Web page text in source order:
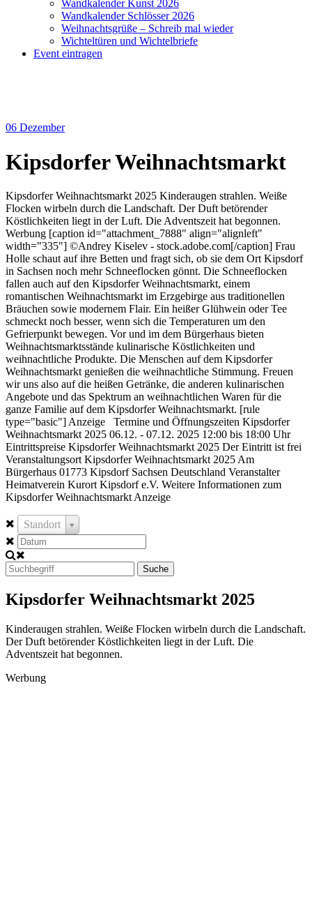
Wandkalender Kunst 2026
Wandkalender Schlösser 2026
Weihnachtsgrüße – Schreib mal wieder
Wichteltüren und Wichtelbriefe
Event eintragen
06 Dezember
Kipsdorfer Weihnachtsmarkt
Kipsdorfer Weihnachtsmarkt 2025 Kinderaugen strahlen. Weiße
Flocken wirbeln durch die Landschaft. Der Duft betörender
Köstlichkeiten liegt in der Luft. Die Adventszeit hat begonnen.
Werbung [caption id="attachment_7888" align="alignleft"
width="335"] ©Andrey Kiselev - stock.adobe.com[/caption] Frau
Holle schaut auf ihre Betten und fragt sich, ob sie dem Ort Kipsdorf
in Sachsen noch mehr Schneeflocken gönnt. Die Schneeflocken
fallen auch auf den Kipsdorfer Weihnachtsmarkt, einem
romantischen Weihnachtsmarkt im Erzgebirge aus traditionellen
Bräuchen sowie modernem Flair. Ein heißer Glühwein oder Tee
schmeckt noch besser, wenn sich die Temperaturen um den
Gefrierpunkt bewegen. Vor und im dem Bürgerhaus bieten
Weihnachtsmarktsstände kulinarische Köstlichkeiten und
weihnachtliche Produkte. Die Menschen auf dem Kipsdorfer
Weihnachtsmarkt genießen die weihnachtliche Stimmung. Freuen
wir uns also auf die heißen Getränke, die anderen kulinarischen
Angebote und das Spektrum an weihnachtlichen Waren für die
ganze Familie auf dem Kipsdorfer Weihnachtsmarkt. [rule
type="basic"] Anzeige Termine und Öffnungszeiten Kipsdorfer
Weihnachtsmarkt 2025 06.12. - 07.12. 2025 12:00 bis 18:00 Uhr
Eintrittspreise Kipsdorfer Weihnachtsmarkt 2025 Der Eintritt ist frei
Veranstaltungsort Kipsdorfer Weihnachtsmarkt 2025 Am
Bürgerhaus 01773 Kipsdorf Sachsen Deutschland Veranstalter
Heimatverein Kurort Kipsdorf e.V. Weitere Informationen zum
Kipsdorfer Weihnachtsmarkt Anzeige
Standort
Suche
Kipsdorfer Weihnachtsmarkt 2025
Kinderaugen strahlen. Weiße Flocken wirbeln durch die Landschaft.
Der Duft betörender Köstlichkeiten liegt in der Luft. Die
Adventszeit hat begonnen.
Werbung